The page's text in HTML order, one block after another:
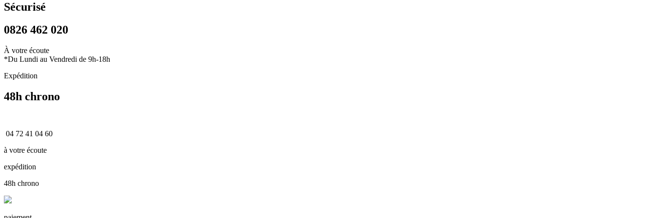
Sécurisé
0826 462 020
À votre écoute
*Du Lundi au Vendredi de 9h-18h
Expédition
48h chrono
04 72 41 04 60
à votre écoute
expédition
48h chrono